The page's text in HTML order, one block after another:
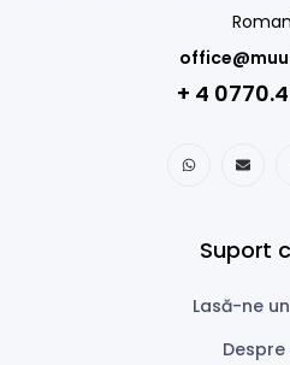
+ 4
Suport
Lasă-ne
Despre